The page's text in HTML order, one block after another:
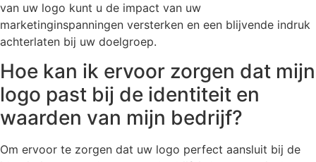
van uw logo kunt u de impact van uw
marketinginspanningen versterken en een blijvende indruk
achterlaten bij uw doelgroep.
Hoe kan ik ervoor zorgen dat mijn
logo past bij de identiteit en
waarden van mijn bedrijf?
Om ervoor te zorgen dat uw logo perfect aansluit bij de